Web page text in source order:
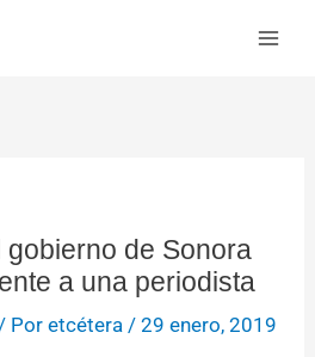
de Sonora
a una periodista
/ Poretcétera /29 enero, 2019